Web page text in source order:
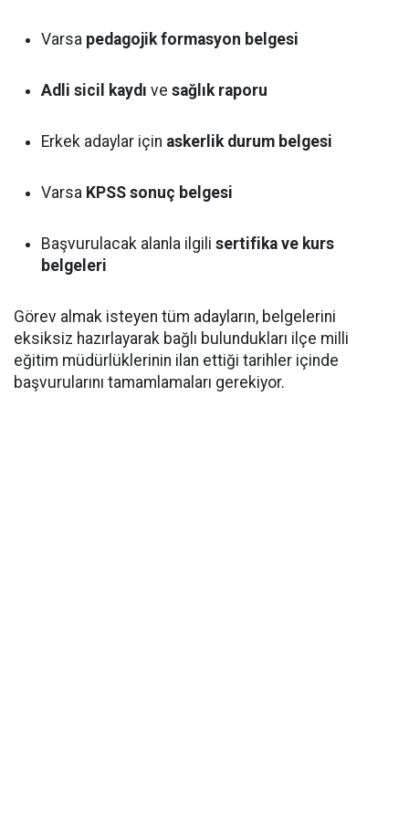
Varsa pedagojik formasyon belgesi
Adli sicil kaydı ve sağlık raporu
Erkek adaylar için askerlik durum belgesi
Varsa KPSS sonuç belgesi
Başvurulacak alanla ilgili sertifika ve kurs
belgeleri
Görev almak isteyen tüm adayların, belgelerini
eksiksiz hazırlayarak bağlı bulundukları ilçe milli
eğitim müdürlüklerinin ilan ettiği tarihler içinde
başvurularını tamamlamaları gerekiyor.